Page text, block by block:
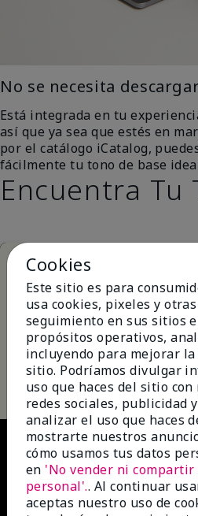
No se necesita
Está integrada en tu
así que ya sea que estés en
por el catálogo iCatalog,
fácilmente tu tono de base
Encuentra Tu
Cookies
Este sitio es para
usa cookies, pixeles y
seguimiento en sus sitios
propósitos operativos,
incluyendo para mejorar
sitio. Podríamos divulgar
uso que haces del sitio
redes sociales, publicidad
analizar el uso que haces
mostrarte nuestros
cómo usamos tus datos
en 'No vender ni
personal'.. Al continuar
aceptas nuestro uso de